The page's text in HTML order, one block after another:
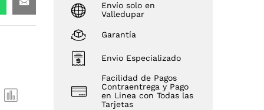
Envío solo en
Valledupar
Garantía
Envio Especializado
Facilidad de Pagos
Contraentrega y Pago
en Linea con Todas las
Tarjetas